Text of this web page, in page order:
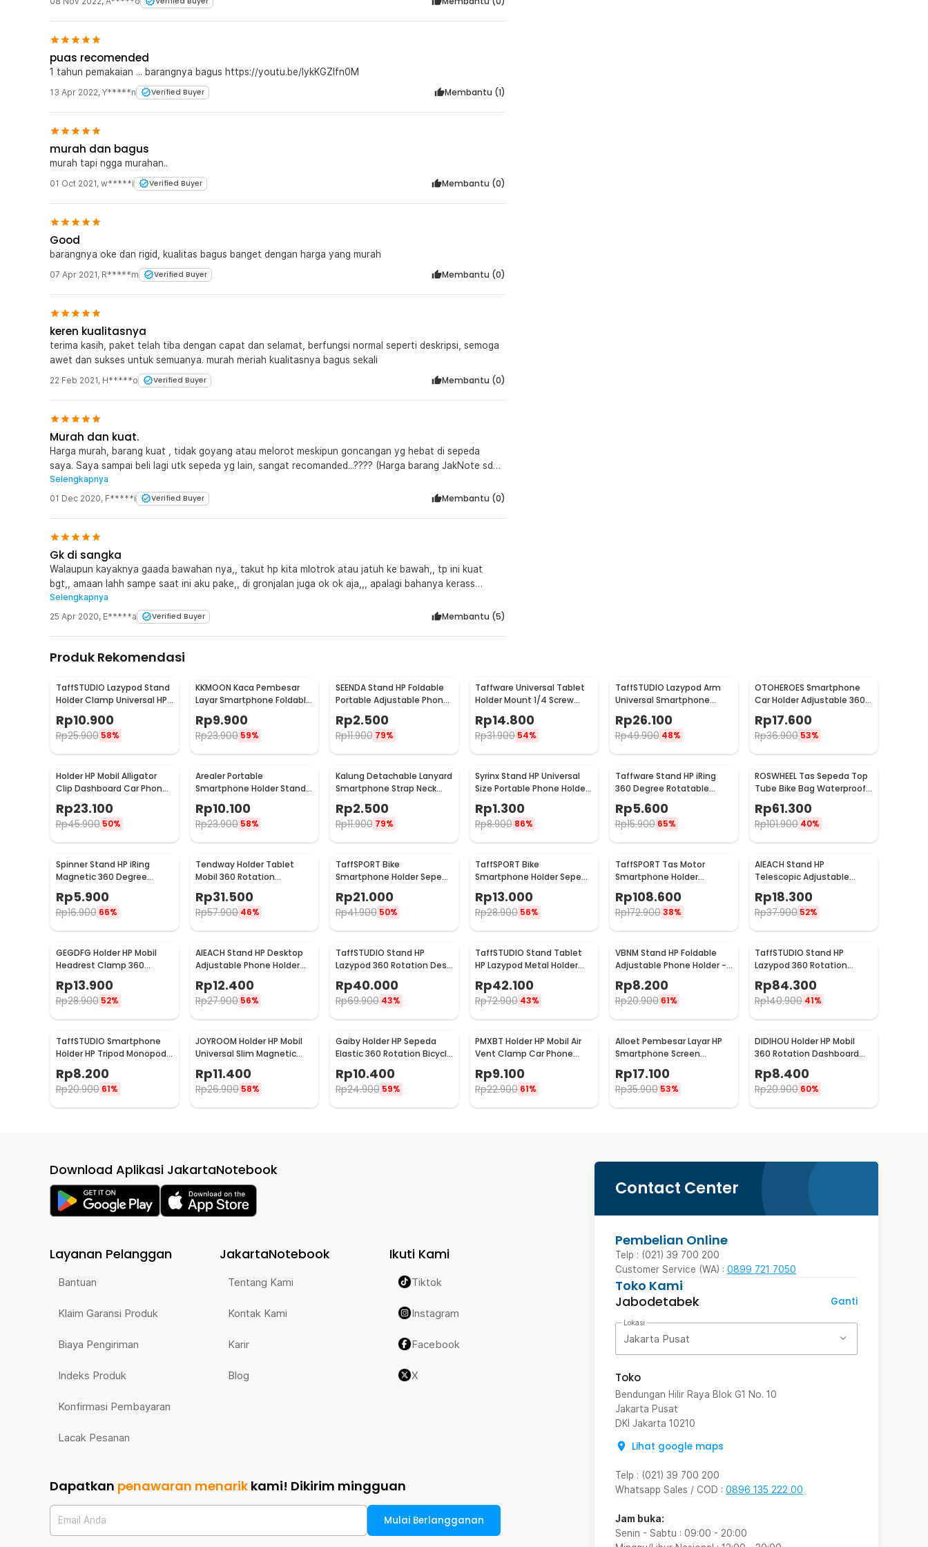
puas recomended
1 tahun pemakaian ... barangnya bagus https://youtu.be/IykKGZIfn0M
13 Apr 2022, Y*****n Verified Buyer Membantu (1)
murah dan bagus
murah tapi ngga murahan..
01 Oct 2021, w*****i Verified Buyer Membantu (0)
Good
barangnya oke dan rigid, kualitas bagus banget dengan harga yang murah
07 Apr 2021, R*****m Verified Buyer Membantu (0)
keren kualitasnya
terima kasih, paket telah tiba dengan capat dan selamat, berfungsi normal seperti deskripsi, semoga
awet dan sukses untuk semuanya. murah meriah kualitasnya bagus sekali
22 Feb 2021, H*****o Verified Buyer Membantu (0)
Murah dan kuat.
Harga murah, barang kuat , tidak goyang atau melorot meskipun goncangan yg hebat di sepeda
saya. Saya sampai beli lagi utk sepeda yg lain, sangat recomanded...???? (Harga barang JakNote sdh
saya bandingkan, ternyata paling murah dibanding yg lain, mantap JakNote...???)
Selengkapnya
01 Dec 2020, F*****i Verified Buyer Membantu (0)
Gk di sangka
Walaupun kayaknya gaada bawahan nya,, takut hp kita mlotrok atau jatuh ke bawah,, tp ini kuat
bgt,, amaan lahh sampe saat ini aku pake,, di gronjalan juga ok ok aja,,, apalagi bahanya kerass
semua,, mantap lahh,, kuatt,,, recommended
Selengkapnya
25 Apr 2020, E*****a Verified Buyer Membantu (5)
Produk Rekomendasi
TaffSTUDIO Lazypod Stand
Holder Clamp Universal HP
Tablet Monopod 57cm -
Tripod-8-1
Rp10.900
Rp25.900 58%
KKMOON Kaca Pembesar
Layar Smartphone Foldable
Magnifier Stand 5X - F1
Rp9.900
Rp23.900 59%
SEENDA Stand HP Foldable
Portable Adjustable Phone
Holder - S089
Rp2.500
Rp11.900 79%
Taffware Universal Tablet
Holder Mount 1/4 Screw
Bracket Tripod - VTM4
Rp14.800
Rp31.900 54%
TaffSTUDIO Lazypod Arm
Universal Smartphone
Tablet Holder Klip Clamp -
A-138
Rp26.100
Rp49.900 48%
OTOHEROES Smartphone
Car Holder Adjustable 360
Degree with Suction Cup -
T003
Rp17.600
Rp36.900 53%
Holder HP Mobil Alligator
Clip Dashboard Car Phone
Holder
Rp23.100
Rp45.900 50%
Arealer Portable
Smartphone Holder Stand
Silicone Anti Slip - PA456
Rp10.100
Rp23.900 58%
Kalung Detachable Lanyard
Smartphone Strap Neck
Cord
Rp2.500
Rp11.900 79%
Syrinx Stand HP Universal
Size Portable Phone Holder
- SY19
Rp1.300
Rp8.900 86%
Taffware Stand HP iRing
360 Degree Rotatable
Phone Holder - R20
Rp5.600
Rp15.900 65%
ROSWHEEL Tas Sepeda Top
Tube Bike Bag Waterproof
Holder HP 6 Inch - ROS12
Rp61.300
Rp101.900 40%
Spinner Stand HP iRing
Magnetic 360 Degree
Rotary Phone Holder
Rp5.900
Rp16.900 66%
Tendway Holder Tablet
Mobil 360 Rotation
Headrest Mount 8-11 Inch -
SBT-1104
Rp31.500
Rp57.900 46%
TaffSPORT Bike
Smartphone Holder Sepeda
Universal Rack Bicycle -
BM03
Rp21.000
Rp41.900 50%
TaffSPORT Bike
Smartphone Holder Sepeda
Universal Bicycle - JR-OK5
Rp13.000
Rp28.900 56%
TaffSPORT Tas Motor
Smartphone Holder
Motorcycle Fuel Bag - SA212
Rp108.600
Rp172.900 38%
AIEACH Stand HP
Telescopic Adjustable
Phone Holder - K2
Rp18.300
Rp37.900 52%
GEGDFG Holder HP Mobil
Headrest Clamp 360
Rotation Car Phone Holder
- GP97
Rp13.900
Rp28.900 52%
AIEACH Stand HP Desktop
Adjustable Phone Holder
17cm - K2
Rp12.400
Rp27.900 56%
TaffSTUDIO Stand HP
Lazypod 360 Rotation Desk
Clamp Smartphone Holder
- D9
Rp40.000
Rp69.900 43%
TaffSTUDIO Stand Tablet
HP Lazypod Metal Holder
Desk Clamp 6-8 Inch - D9
Rp42.100
Rp72.900 43%
VBNM Stand HP Foldable
Adjustable Phone Holder -
Rp8.200
Rp20.900 61%
TaffSTUDIO Stand HP
Lazypod 360 Rotation
Adjustable Phone Holder -
GH027
Rp84.300
Rp140.900 41%
TaffSTUDIO Smartphone
Holder HP Tripod Monopod
Clamp Mount 1/4 Thread -
F360
Rp8.200
Rp20.900 61%
JOYROOM Holder HP Mobil
Universal Slim Magnetic
Car Phone Holder - F6
Rp11.400
Rp26.900 58%
Gaiby Holder HP Sepeda
Elastic 360 Rotation Bicycle
Phone Holder - B07
Rp10.400
Rp24.900 59%
PMXBT Holder HP Mobil Air
Vent Clamp Car Phone
Holder - YC001
Rp9.100
Rp22.900 61%
Alloet Pembesar Layar HP
Smartphone Screen
Amplifier 10 Inch - SY-11
Rp17.100
Rp35.900 53%
DIDIHOU Holder HP Mobil
360 Rotation Dashboard
Clamp Car Phone Holder -
YB20-3
Rp8.400
Rp20.900 60%
Contact Center
Pembelian Online
Telp : (021) 39 700 200
Customer Service (WA) : 0899 721 7050
Toko Kami
Jabodetabek
Ganti
Lokasi
Jakarta Pusat
Toko
Bendungan Hilir Raya Blok G1 No. 10
Jakarta Pusat
DKI Jakarta 10210
Lihat google maps
Telp : (021) 39 700 200
Whatsapp Sales / COD : 0896 135 222 00
Jam buka:
Senin - Sabtu : 09:00 - 20:00
Download Aplikasi JakartaNotebook
Layanan Pelanggan
Bantuan
Klaim Garansi Produk
Biaya Pengiriman
Indeks Produk
Konfirmasi Pembayaran
Lacak Pesanan
JakartaNotebook
Tentang Kami
Kontak Kami
Karir
Blog
Ikuti Kami
Tiktok
Instagram
Facebook
X
Dapatkan penawaran menarik kami! Dikirim mingguan
Email Anda Mulai Berlangganan